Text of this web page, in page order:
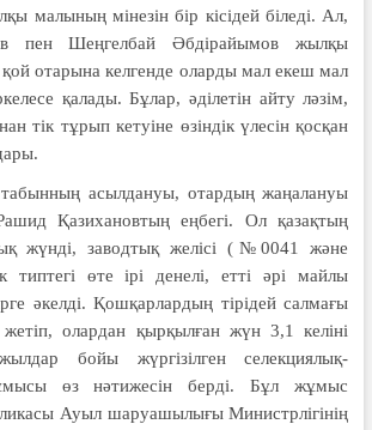
малының мінезін бір кісідей біледі. Ал,
пен Шеңгелбай Әбдірайымов жылқы
отарына келгенде оларды мал екеш мал
қалады. Бұлар, әділетін айту ләзім,
тік тұрып кетуіне өзіндік үлесін қосқан
асылдануы, отардың жаңалануы
Қазихановтың еңбегі. Ол қазақтың
жүнді, заводтық желісі (№0041 және
өте ірі денелі, етті әрі майлы
әкелді. Қошқарлардың тірідей салмағы
жетіп, олардан қырқылған жүн 3,1 келіні
бойы жүргізілген селекциялық-
өз нәтижесін берді. Бұл жұмыс
Ауыл шаруашылығы Министрлігінің